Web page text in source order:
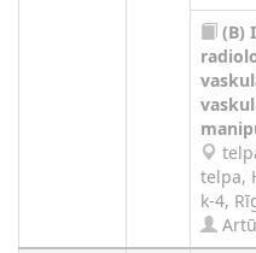
(B)
telpa,
k-4,